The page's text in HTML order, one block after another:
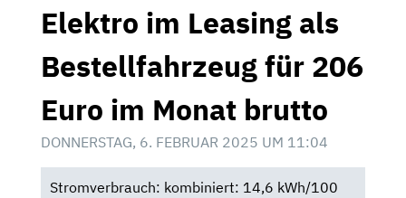
Elektro im Leasing als
Bestellfahrzeug für 206
Euro im Monat brutto
DONNERSTAG, 6. FEBRUAR 2025 UM 11:04
Stromverbrauch: kombiniert: 14,6 kWh/100